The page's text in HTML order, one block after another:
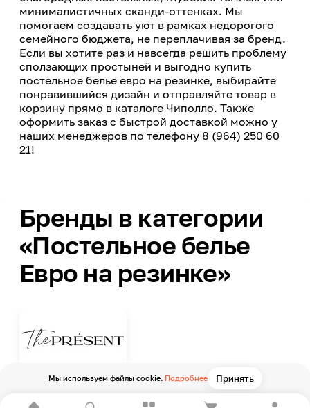
минималистичных сканди-оттенках. Мы
помогаем создавать уют в рамках недорогого
семейного бюджета, не переплачивая за бренд.
Если вы хотите раз и навсегда решить проблему
сползающих простыней и выгодно купить
постельное белье евро на резинке, выбирайте
понравившийся дизайн и отправляйте товар в
корзину прямо в каталоге Чиполло. Также
оформить заказ с быстрой доставкой можно у
наших менеджеров по телефону 8 (964) 250 60
21!
Бренды в категории
«Постельное белье
Евро на резинке»
Мы используем файлы cookie. Подробнее Принять